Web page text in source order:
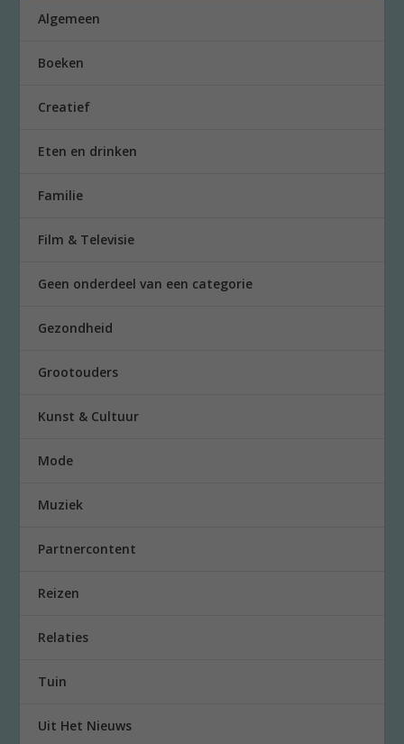
Algemeen
Boeken
Creatief
Eten en drinken
Familie
Film & Televisie
Geen onderdeel van een categorie
Gezondheid
Grootouders
Kunst & Cultuur
Mode
Muziek
Partnercontent
Reizen
Relaties
Tuin
Uit Het Nieuws